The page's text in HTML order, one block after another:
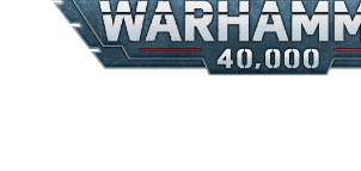
Warhammer 40K
Age of Sigmar